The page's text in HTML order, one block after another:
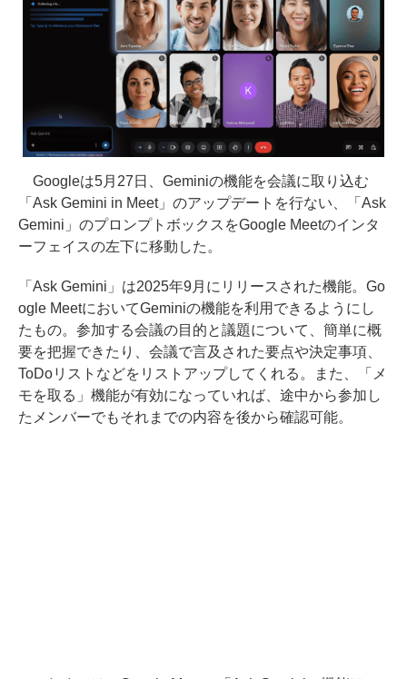
Googleは5月27日、Geminiの機能を会議に取り込む
「Ask Gemini in Meet」のアップデートを行ない、「Ask
Gemini」のプロンプトボックスをGoogle Meetのインタ
ーフェイスの左下に移動した。
「Ask Gemini」は2025年9月にリリースされた機能。Go
ogle MeetにおいてGeminiの機能を利用できるようにし
たもの。参加する会議の目的と議題について、簡単に概
要を把握できたり、会議で言及された要点や決定事項、
ToDoリストなどをリストアップしてくれる。また、「メ
モを取る」機能が有効になっていれば、途中から参加し
たメンバーでもそれまでの内容を後から確認可能。